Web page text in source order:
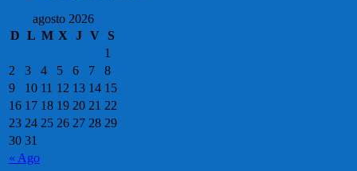
agosto 2026
D L M X J V S
« Ago
1
2
3 4 5 6 7
8
9
10 11 12 13 14 15
16 17 18 19 20 21 22
23 24 25 26 27 28 29
30 31